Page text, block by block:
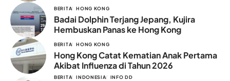
BERITA HONG KONG
Badai Dolphin Terjang Jepang, Kujira
Hembuskan Panas ke Hong Kong
BERITA HONG KONG
Hong Kong Catat Kematian Anak Pertama
Akibat Influenza di Tahun 2026
BERITA INDONESIA INFO DD